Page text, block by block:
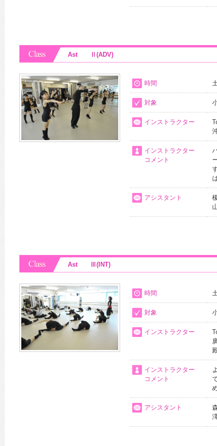
Ast Ⅱ(ADV)
時間
対象
インストラクター
インストラクター
コメント
アシスタント
Ast Ⅲ(INT)
時間
対象
インストラクター
インストラクター
コメント
アシスタント